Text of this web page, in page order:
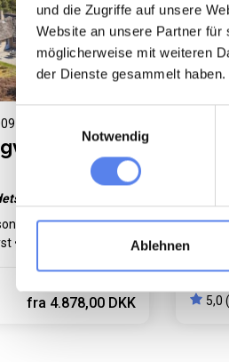
und die Zugriffe auf unsere
Website an unsere Partner für
möglicherweise mit weiteren
der Dienste gesammelt haben.
Notwendig
Ablehnen
Indlæser...
• Sdr. Fjand
20
største grund
Op til 1 husdyr
fra 4.878,00 DKK
Op til
2
5,0